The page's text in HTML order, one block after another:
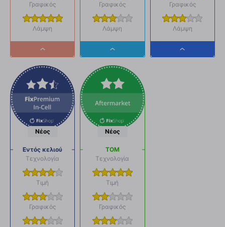
Γραφικός
Λάμψη
Dropdown
button
Γραφικός
Λάμψη
Dropdown
button
Γραφικός
Λάμψη
Dropdown
Νέος
Εντός κελιού
Τεχνολογία
Τιμή
Γραφικός
Νέος
ΤΟΜ
Τεχνολογία
Τιμή
Γραφικός